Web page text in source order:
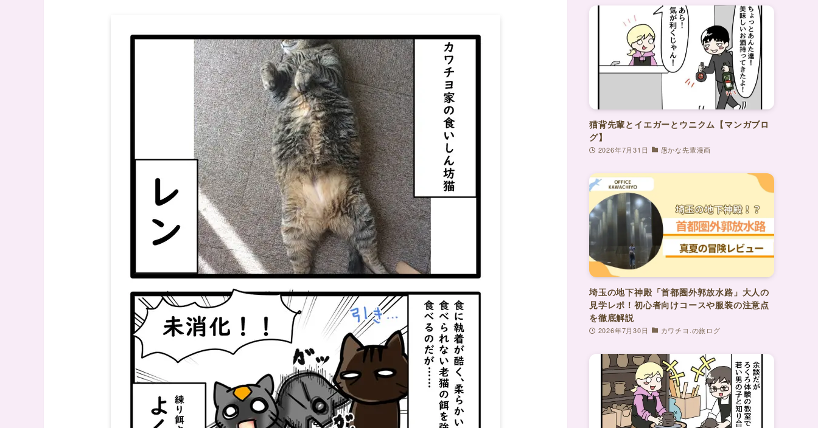
猫背先輩とイエガーとウニクム【マンガブロ
グ】
2026年7月31日 愚かな先輩漫画
埼玉の地下神殿「首都圏外郭放水路」大人の
見学レポ！初心者向けコースや服装の注意点
を徹底解説
2026年7月30日 カワチヨ.の旅ログ